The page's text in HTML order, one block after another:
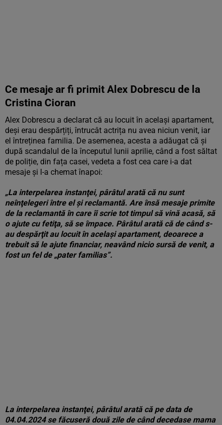
Ce mesaje ar fi primit Alex Dobrescu de la
Cristina Cioran
Alex Dobrescu a declarat că au locuit în același apartament,
deși erau despărțiți, întrucât actrița nu avea niciun venit, iar
el întreținea familia. De asemenea, acesta a adăugat că și
după scandalul de la începutul lunii aprilie, când a fost săltat
de poliție, din fața casei, vedeta a fost cea care i-a dat
mesaje și l-a chemat înapoi:
„La interpelarea instanţei, pârâtul arată că nu sunt
neînţelegeri între el şi reclamantă. Are însă mesaje primite
de la reclamantă în care îi scrie tot timpul să vină acasă, să
o ajute cu fetiţa, să se împace. Pârâtul arată că de când s-
au despărţit au locuit în acelaşi apartament, deoarece a
trebuit să le ajute financiar, neavând nicio sursă de venit, a
fost un fel de „pater familias”.
La interpelarea instanţei, pârâtul arată că pe data de
04.04.2024 se făcuseră două zile de când decedase mama